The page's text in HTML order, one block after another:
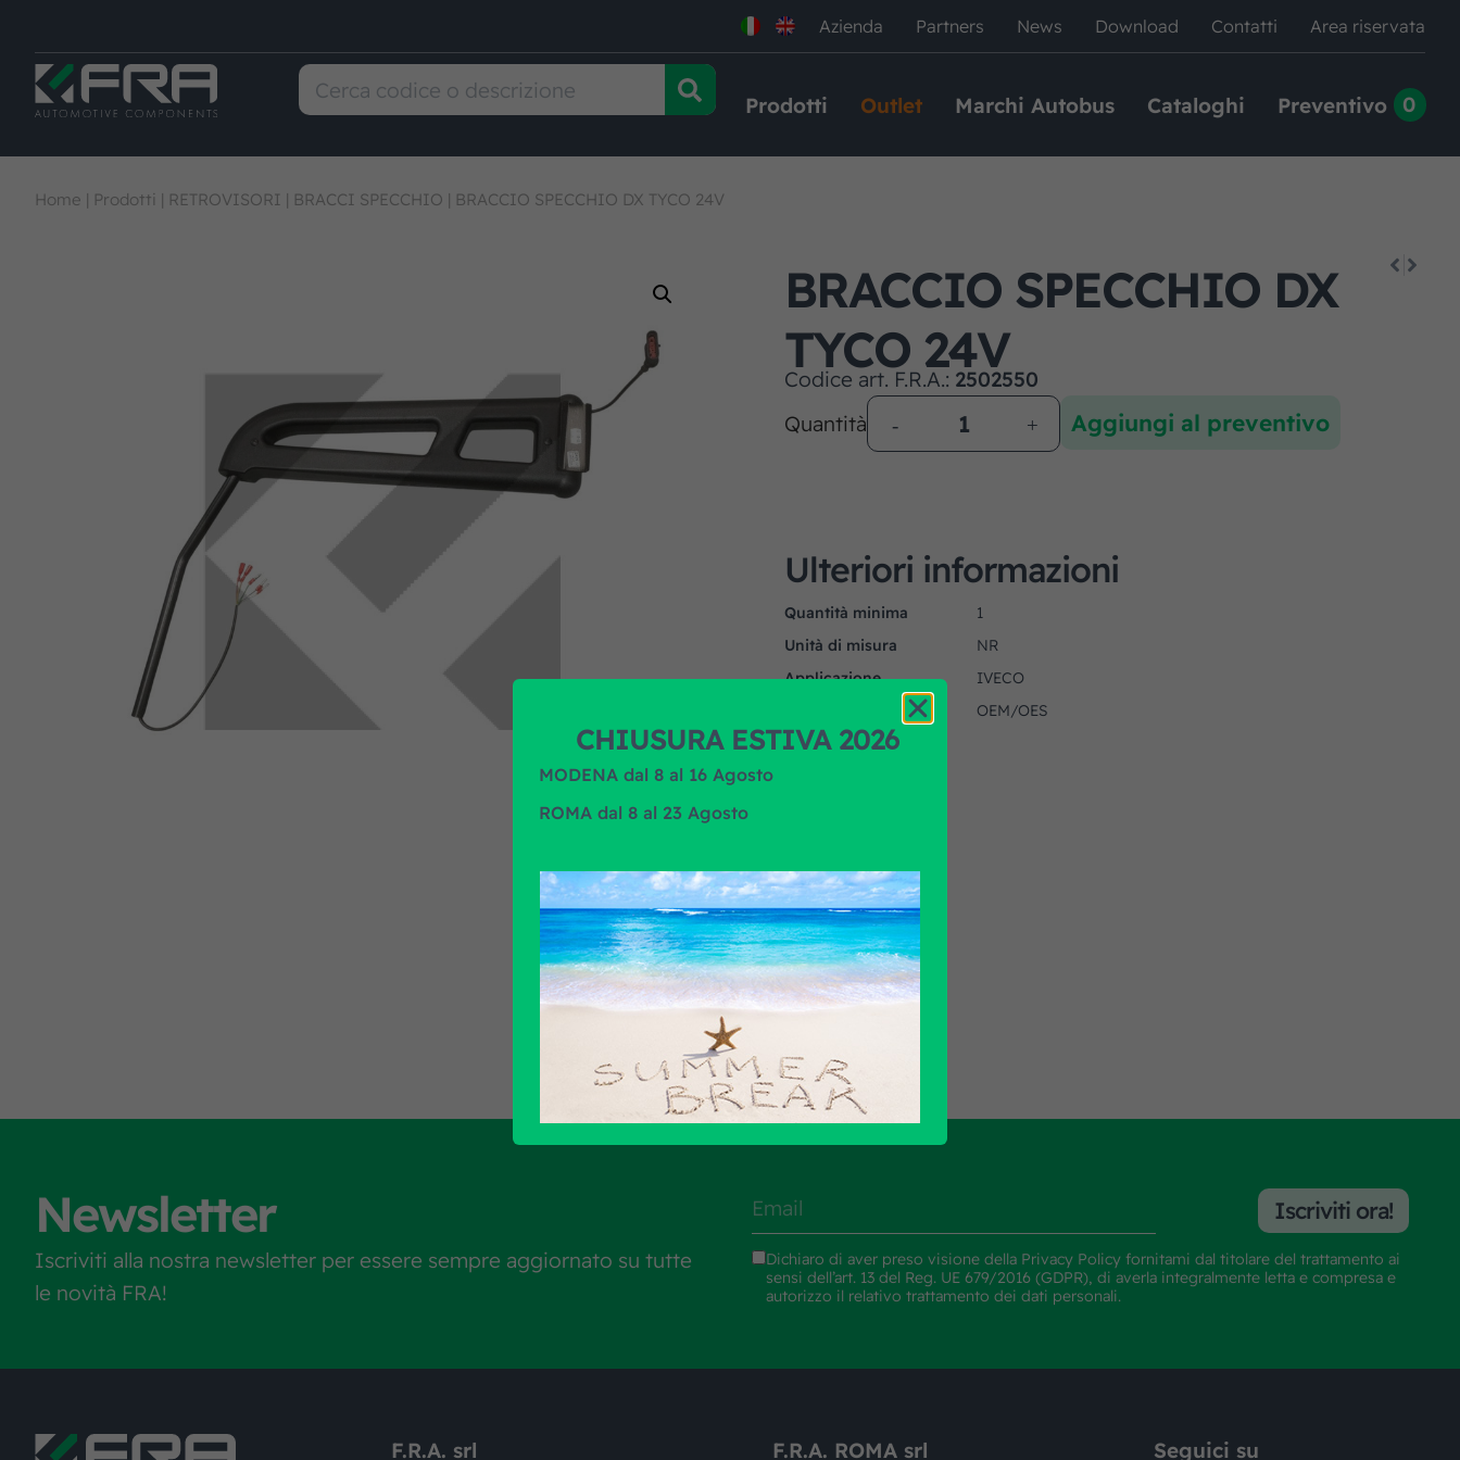
Azienda Partners News Download Contatti Area riservata
Prodotti Outlet Marchi Autobus Cataloghi Preventivo 0
Home | Prodotti | RETROVISORI | BRACCI SPECCHIO | BRACCIO SPECCHIO DX TYCO 24V
BRACCIO SPECCHIO DX
TYCO 24V
Codice art. F.R.A.: 2502550
Quantità
Aggiungi al preventivo
Ulteriori informazioni
Quantità minima
1
Unità di misura
NR
Applicazione
IVECO
OEM/OES
Scopri tutti i prodotti
Newsletter
Iscriviti alla nostra newsletter per essere sempre aggiornato su tutte
le novità FRA!
Dichiaro di aver preso visione della Privacy Policy fornitami dal titolare del trattamento ai
sensi dell’art. 13 del Reg. UE 679/2016 (GDPR), di averla integralmente letta e compresa e
autorizzo il relativo trattamento dei dati personali.
Iscriviti ora!
F.R.A. srl F.R.A. ROMA srl Seguici su
CHIUSURA ESTIVA 2026
MODENA dal 8 al 16 Agosto
ROMA dal 8 al 23 Agosto